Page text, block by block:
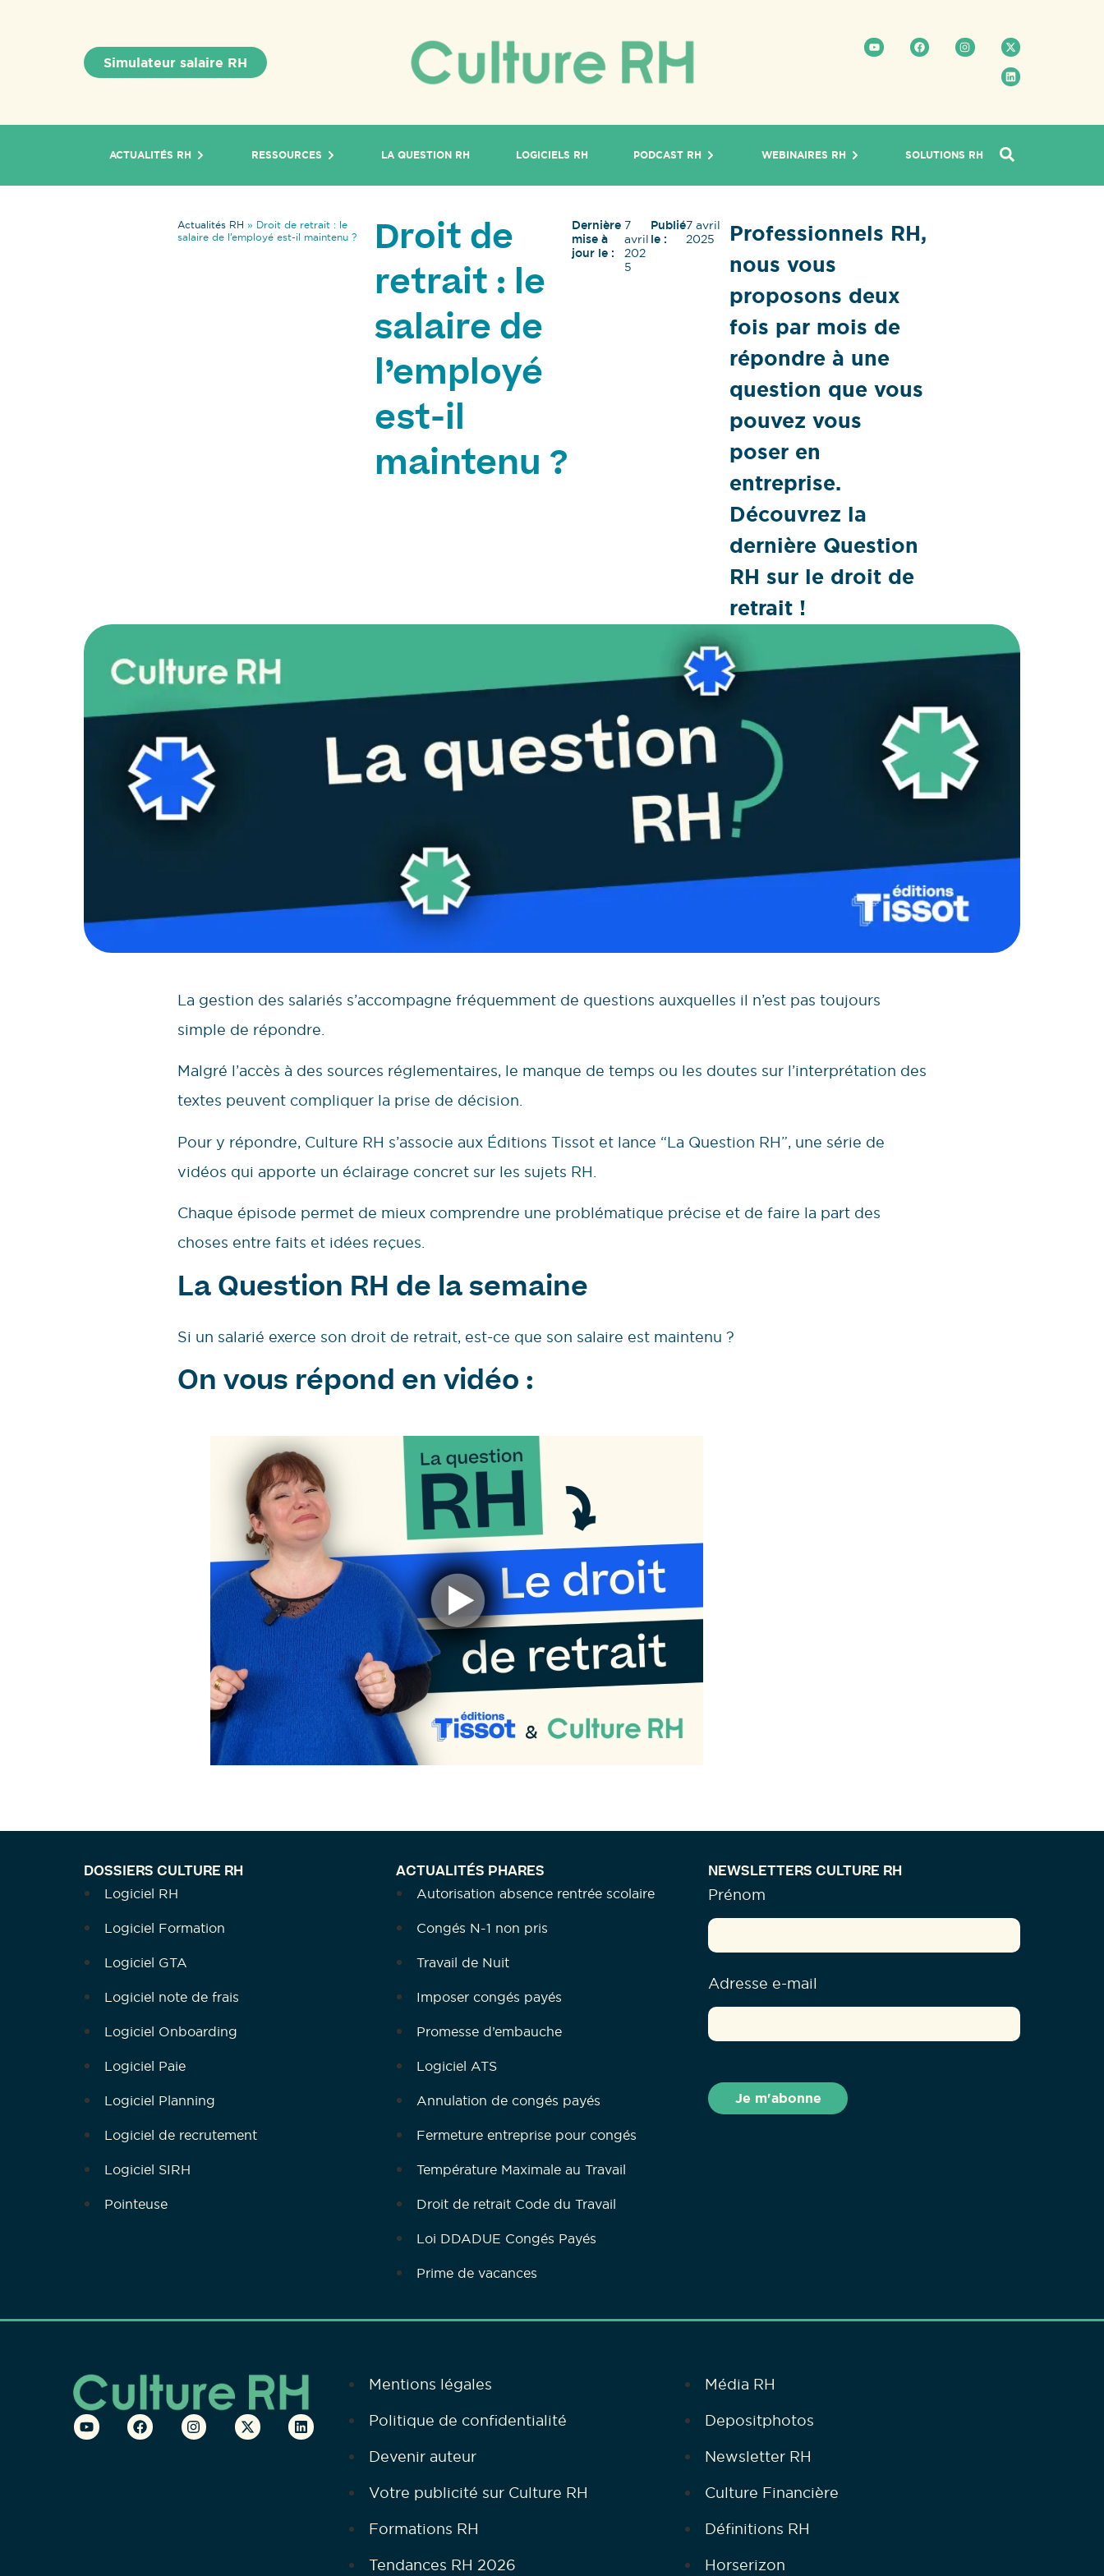
Simulateur salaire RH
ACTUALITÉS RH RESSOURCES LA QUESTION RH LOGICIELS RH PODCAST RH WEBINAIRES RH SOLUTIONS RH
Actualités RH » Droit de retrait : le
salaire de l’employé est-il maintenu ?
Droit de
retrait : le
salaire de
l’employé
est-il
maintenu ?
Dernière
mise à
jour le :
7
avril
202
5
Publié
le :
7 avril
2025
Professionnels RH,
nous vous
proposons deux
fois par mois de
répondre à une
question que vous
pouvez vous
poser en
entreprise.
Découvrez la
dernière Question
RH sur le droit de
retrait !
La gestion des salariés s’accompagne fréquemment de questions auxquelles il n’est pas toujours
simple de répondre.
Malgré l’accès à des sources réglementaires, le manque de temps ou les doutes sur l’interprétation des
textes peuvent compliquer la prise de décision.
Pour y répondre, Culture RH s’associe aux Éditions Tissot et lance “La Question RH”, une série de
vidéos qui apporte un éclairage concret sur les sujets RH.
Chaque épisode permet de mieux comprendre une problématique précise et de faire la part des
choses entre faits et idées reçues.
La Question RH de la semaine
Si un salarié exerce son droit de retrait, est-ce que son salaire est maintenu ?
On vous répond en vidéo :
DOSSIERS CULTURE RH
Logiciel RH
Logiciel Formation
Logiciel GTA
Logiciel note de frais
Logiciel Onboarding
Logiciel Paie
Logiciel Planning
Logiciel de recrutement
Logiciel SIRH
Pointeuse
ACTUALITÉS PHARES
Autorisation absence rentrée scolaire
Congés N-1 non pris
Travail de Nuit
Imposer congés payés
Promesse d’embauche
Logiciel ATS
Annulation de congés payés
Fermeture entreprise pour congés
Température Maximale au Travail
Droit de retrait Code du Travail
Loi DDADUE Congés Payés
Prime de vacances
NEWSLETTERS CULTURE RH
Prénom
Adresse e-mail
Mentions légales
Politique de confidentialité
Devenir auteur
Votre publicité sur Culture RH
Formations RH
Tendances RH 2026
Média RH
Depositphotos
Newsletter RH
Culture Financière
Définitions RH
Horserizon